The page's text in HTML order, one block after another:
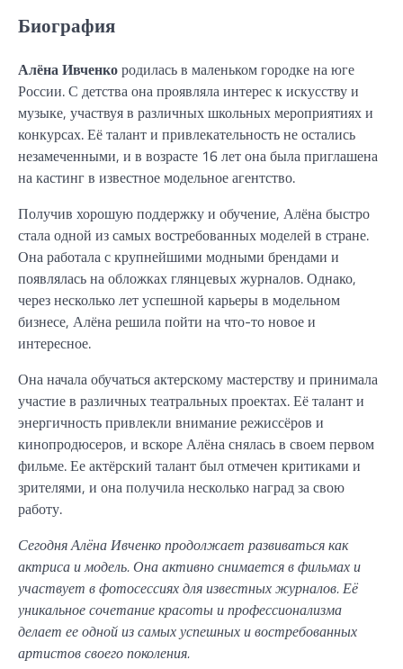
Биография
Алёна Ивченкородилась в маленьком городке на юге
России. С детства она проявляла интерес к искусству и
музыке, участвуя в различных школьных мероприятиях и
конкурсах. Её талант и привлекательность не остались
незамеченными, и в возрасте 16 лет она была приглашена
на кастинг в известное модельное агентство.
Получив хорошую поддержку и обучение, Алёна быстро
стала одной из самых востребованных моделей в стране.
Она работала с крупнейшими модными брендами и
появлялась на обложках глянцевых журналов. Однако,
через несколько лет успешной карьеры в модельном
бизнесе, Алёна решила пойти на что-то новое и
интересное.
Она начала обучаться актерскому мастерству и принимала
участие в различных театральных проектах. Её талант и
энергичность привлекли внимание режиссёров и
кинопродюсеров, и вскоре Алёна снялась в своем первом
фильме. Ее актёрский талант был отмечен критиками и
зрителями, и она получила несколько наград за свою
работу.
Сегодня Алёна Ивченко продолжает развиваться как
актриса и модель. Она активно снимается в фильмах и
участвует в фотосессиях для известных журналов. Её
уникальное сочетание красоты и профессионализма
делает ее одной из самых успешных и востребованных
артистов своего поколения.